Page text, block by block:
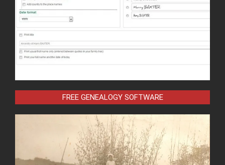
FREE GENEALOGY SOFTWARE